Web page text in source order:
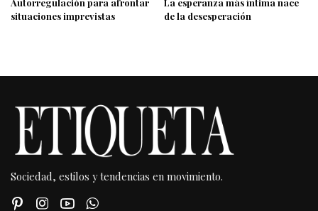
Autorregulación para afrontar
situaciones imprevistas
La esperanza más íntima nace
de la desesperación
Sociedad, estilos y tendencias en movimiento.